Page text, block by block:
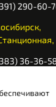
290-60-
36-36-